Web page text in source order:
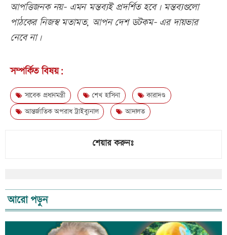
আপত্তিজনক নয়- এমন মন্তব্যই প্রদর্শিত হবে। মন্তব্যগুলো
পাঠকের নিজস্ব মতামত, আপন দেশ ডটকম- এর দায়ভার
নেবে না।
সম্পর্কিত বিষয়:
সাবেক প্রধানমন্ত্রী শেখ হাসিনা
কারাদণ্ড
আন্তর্জাতিক অপরাধ ট্রাইব্যুনাল
আদালত
শেয়ার করুনঃ
আরো পড়ুন